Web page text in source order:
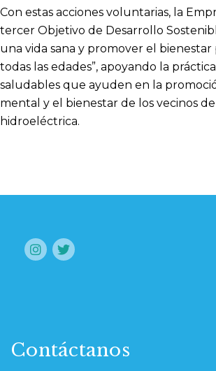
Con estas acciones voluntarias, la
tercer Objetivo de Desarrollo
una vida sana y promover el bienestar
todas las edades”, apoyando la
saludables que ayuden en la
mental y el bienestar de los vecinos
hidroeléctrica.
Contáctanos